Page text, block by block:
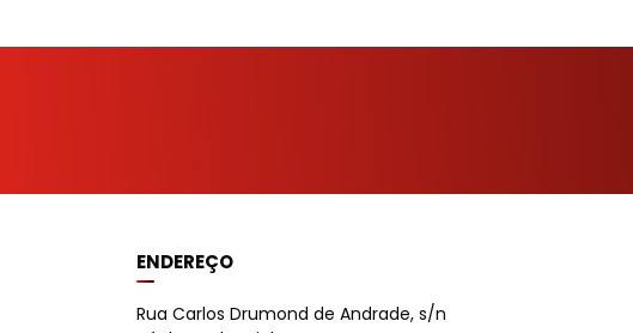
ENDEREÇO
Rua Carlos Drumond de Andrade, s/n